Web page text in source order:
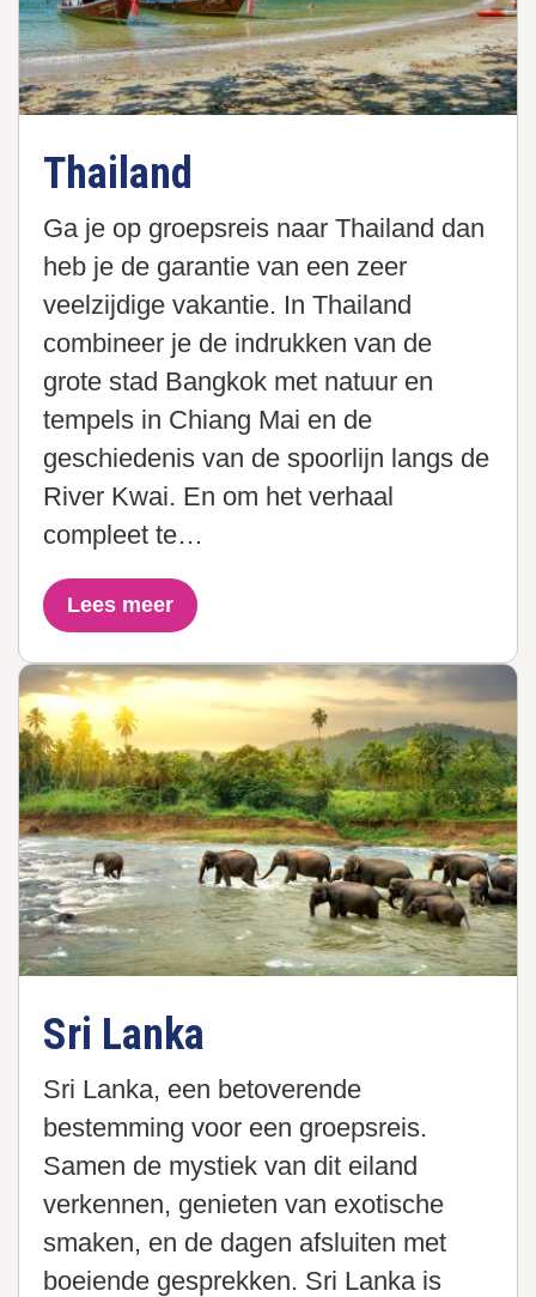
Thailand
Ga je op groepsreis naar Thailand dan
heb je de garantie van een zeer
veelzijdige vakantie. In Thailand
combineer je de indrukken van de
grote stad Bangkok met natuur en
tempels in Chiang Mai en de
geschiedenis van de spoorlijn langs de
River Kwai. En om het verhaal
compleet te…
Lees meer
Sri Lanka
Sri Lanka, een betoverende
bestemming voor een groepsreis.
Samen de mystiek van dit eiland
verkennen, genieten van exotische
smaken, en de dagen afsluiten met
boeiende gesprekken. Sri Lanka is